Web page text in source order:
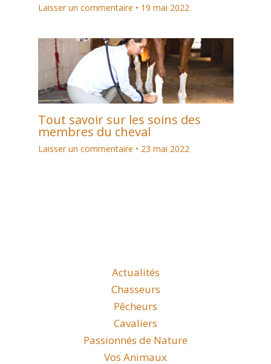
Laisser un commentaire • 19 mai 2022
Tout savoir sur les soins des
membres du cheval
Laisser un commentaire • 23 mai 2022
Actualités
Chasseurs
Pêcheurs
Cavaliers
Passionnés de Nature
Vos Animaux